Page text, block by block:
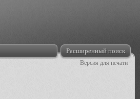
Расширенный поиск
Версия для печати